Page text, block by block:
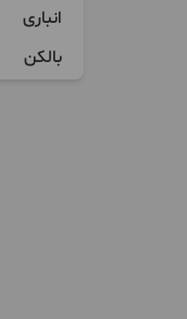
انباری
بالکن